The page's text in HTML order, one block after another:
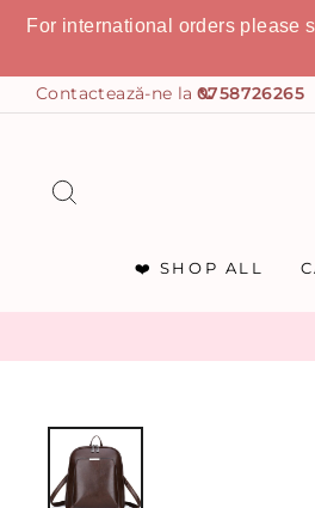
For international orders please
0758726265
❤️ SHOP ALL